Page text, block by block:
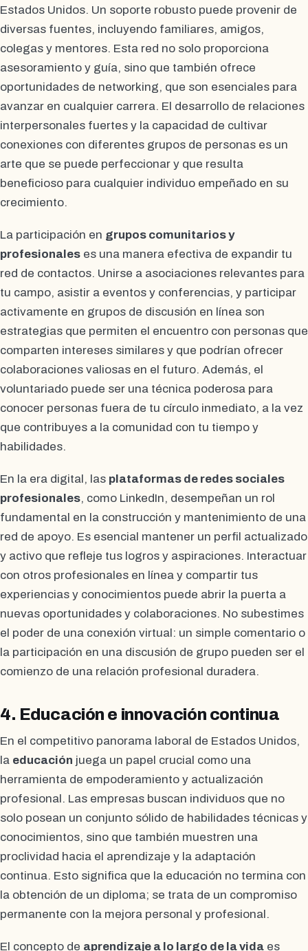
Estados Unidos. Un soporte robusto puede provenir de
diversas fuentes, incluyendo familiares, amigos,
colegas y mentores. Esta red no solo proporciona
asesoramiento y guía, sino que también ofrece
oportunidades de networking, que son esenciales para
avanzar en cualquier carrera. El desarrollo de relaciones
interpersonales fuertes y la capacidad de cultivar
conexiones con diferentes grupos de personas es un
arte que se puede perfeccionar y que resulta
beneficioso para cualquier individuo empeñado en su
crecimiento.
La participación en grupos comunitarios y
profesionales es una manera efectiva de expandir tu
red de contactos. Unirse a asociaciones relevantes para
tu campo, asistir a eventos y conferencias, y participar
activamente en grupos de discusión en línea son
estrategias que permiten el encuentro con personas que
comparten intereses similares y que podrían ofrecer
colaboraciones valiosas en el futuro. Además, el
voluntariado puede ser una técnica poderosa para
conocer personas fuera de tu círculo inmediato, a la vez
que contribuyes a la comunidad con tu tiempo y
habilidades.
En la era digital, las plataformas de redes sociales
profesionales, como LinkedIn, desempeñan un rol
fundamental en la construcción y mantenimiento de una
red de apoyo. Es esencial mantener un perfil actualizado
y activo que refleje tus logros y aspiraciones. Interactuar
con otros profesionales en línea y compartir tus
experiencias y conocimientos puede abrir la puerta a
nuevas oportunidades y colaboraciones. No subestimes
el poder de una conexión virtual: un simple comentario o
la participación en una discusión de grupo pueden ser el
comienzo de una relación profesional duradera.
4. Educación e innovación continua
En el competitivo panorama laboral de Estados Unidos,
la educación juega un papel crucial como una
herramienta de empoderamiento y actualización
profesional. Las empresas buscan individuos que no
solo posean un conjunto sólido de habilidades técnicas y
conocimientos, sino que también muestren una
proclividad hacia el aprendizaje y la adaptación
continua. Esto significa que la educación no termina con
la obtención de un diploma; se trata de un compromiso
permanente con la mejora personal y profesional.
El concepto de aprendizaje a lo largo de la vida es